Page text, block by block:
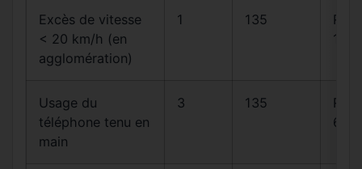
Excès de vitesse
< 20 km/h (en
agglomération)
1 135
14
Usage du
téléphone tenu en
main
3 135
6-1